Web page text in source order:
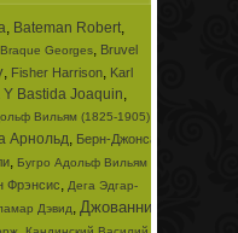
, Bateman Robert,
Braque Georges, Bruvel
, Fisher Harrison, Karl
Y Bastida Joaquin,
Вильям (1825-1905)
Арнольд, Берн-Джонса
, Бугро Адольф Вильям
Фрэнсис, Дега Эдгар-
Дэвид, Джованни